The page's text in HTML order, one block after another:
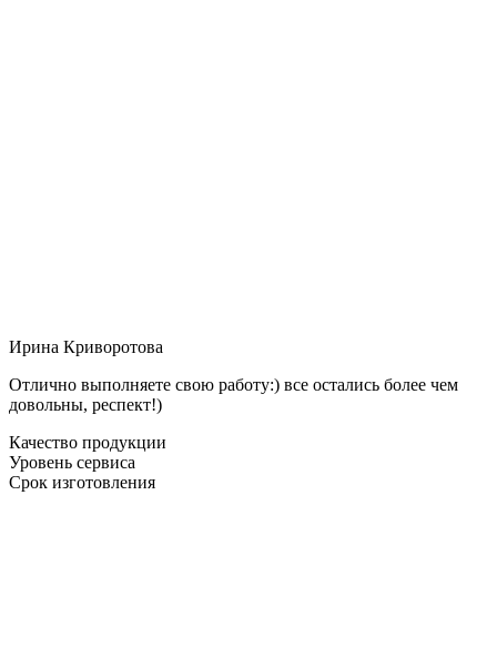
Ирина Криворотова
Отлично выполняете свою работу:) все остались более чем
довольны, респект!)
Качество продукции
Уровень сервиса
Срок изготовления